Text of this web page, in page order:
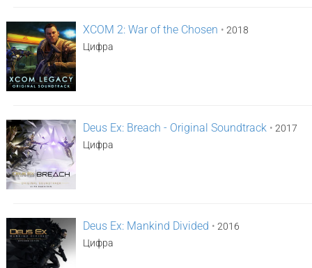
XCOM 2: War of the Chosen • 2018
Цифра
Deus Ex: Breach - Original Soundtrack • 2017
Цифра
Deus Ex: Mankind Divided • 2016
Цифра